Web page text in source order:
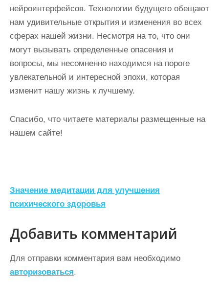
нейроинтерфейсов. Технологии будущего обещают
нам удивительные открытия и изменения во всех
сферах нашей жизни. Несмотря на то, что они
могут вызывать определенные опасения и
вопросы, мы несомненно находимся на пороге
увлекательной и интересной эпохи, которая
изменит нашу жизнь к лучшему.
Спасибо, что читаете материалы размещенные на
нашем сайте!
Н
а
в
и
г
а
Значение медитации для улучшения
психического здоровья
Добавить комментарий
Для отправки комментария вам необходимо
авторизоваться.